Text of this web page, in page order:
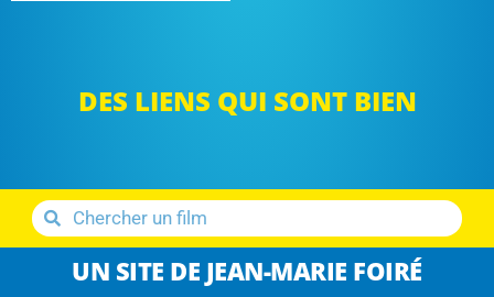
DES LIENS QUI SONT BIEN
UN SITE DE JEAN-MARIE FOIRÉ